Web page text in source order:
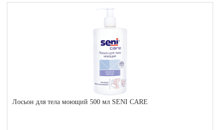
Лосьон для тела моющий 500 мл SENI CARE